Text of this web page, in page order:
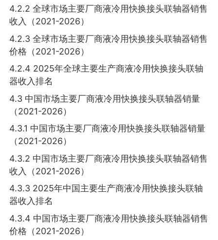
4.2.2 全球市场主要厂商液冷用快换接头联轴器销售
收入（2021-2026）
4.2.3 全球市场主要厂商液冷用快换接头联轴器销售
价格（2021-2026）
4.2.4 2025年全球主要生产商液冷用快换接头联轴
器收入排名
4.3 中国市场主要厂商液冷用快换接头联轴器销量
（2021-2026）
4.3.1 中国市场主要厂商液冷用快换接头联轴器销量
（2021-2026）
4.3.2 中国市场主要厂商液冷用快换接头联轴器销售
收入（2021-2026）
4.3.3 2025年中国主要生产商液冷用快换接头联轴
器收入排名
4.3.4 中国市场主要厂商液冷用快换接头联轴器销售
价格（2021-2026）